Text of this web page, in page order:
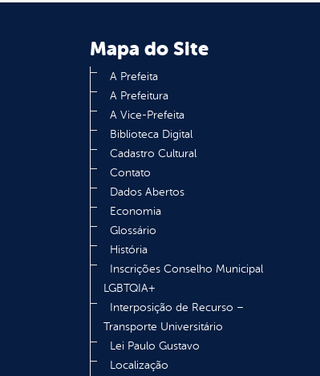
Mapa do Site
A Prefeita
A Prefeitura
A Vice-Prefeita
Biblioteca Digital
Cadastro Cultural
Contato
Dados Abertos
Economia
Glossário
História
Inscrições Conselho Municipal
LGBTQIA+
Interposição de Recurso –
Transporte Universitário
Lei Paulo Gustavo
Localização